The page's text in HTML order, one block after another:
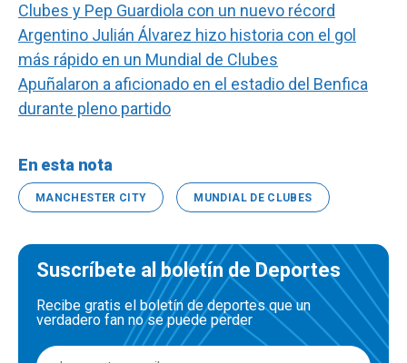
Clubes y Pep Guardiola con un nuevo récord
Argentino Julián Álvarez hizo historia con el gol
más rápido en un Mundial de Clubes
Apuñalaron a aficionado en el estadio del Benfica
durante pleno partido
En esta nota
MANCHESTER CITY MUNDIAL DE CLUBES
Suscríbete al boletín de Deportes
Recibe gratis el boletín de deportes que un
verdadero fan no se puede perder